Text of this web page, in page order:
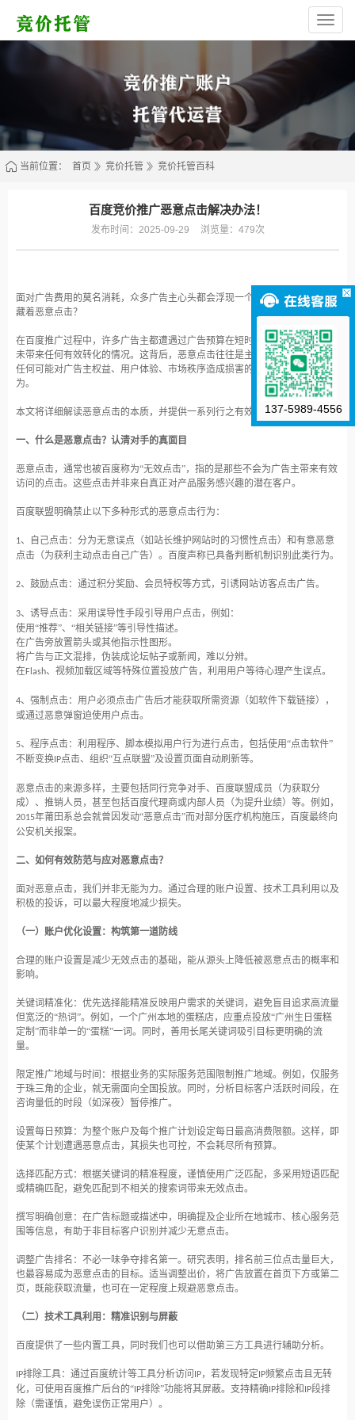
西
安
高
网
部
（个
当前位置： 首页 竞价托管 竞价托管百科
百度竞价推广恶意点击解决办法！
发布时间：2025-09-29 浏览量：479次
面对广告费用的莫名消耗，众多广告主心头都会浮现一个疑问：这背后是否隐
藏着恶意点击？
在百度推广过程中，许多广告主都遭遇过广告预算在短时间内被快速消耗，却
未带来任何有效转化的情况。这背后，恶意点击往往是主要推手。百度联盟将
任何可能对广告主权益、用户体验、市场秩序造成损害的行为均列为禁止行
为。
本文将详细解读恶意点击的本质，并提供一系列行之有效的应对策略。
一、什么是恶意点击？认清对手的真面目
恶意点击，通常也被百度称为“无效点击”，指的是那些不会为广告主带来有效
访问的点击。这些点击并非来自真正对产品服务感兴趣的潜在客户。
百度联盟明确禁止以下多种形式的恶意点击行为：
1、自己点击：分为无意误点（如站长维护网站时的习惯性点击）和有意恶意
点击（为获利主动点击自己广告）。百度声称已具备判断机制识别此类行为。
2、鼓励点击：通过积分奖励、会员特权等方式，引诱网站访客点击广告。
3、诱导点击：采用误导性手段引导用户点击，例如：
使用“推荐”、“相关链接”等引导性描述。
在广告旁放置箭头或其他指示性图形。
将广告与正文混排，伪装成论坛帖子或新闻，难以分辨。
在Flash、视频加载区域等特殊位置投放广告，利用用户等待心理产生误点。
4、强制点击：用户必须点击广告后才能获取所需资源（如软件下载链接），
或通过恶意弹窗迫使用户点击。
5、程序点击：利用程序、脚本模拟用户行为进行点击，包括使用“点击软件”
不断变换 IP点击、组织“互点联盟”及设置页面自动刷新等。
恶意点击的来源多样，主要包括同行竞争对手、百度联盟成员（为获取分
成）、推销人员，甚至包括百度代理商或内部人员（为提升业绩）等。例如，
2015年莆田系总会就曾因发动“恶意点击”而对部分医疗机构施压，百度最终向
公安机关报案。
二、如何有效防范与应对恶意点击？
面对恶意点击，我们并非无能为力。通过合理的账户设置、技术工具利用以及
积极的投诉，可以最大程度地减少损失。
（一）账户优化设置：构筑第一道防线
合理的账户设置是减少无效点击的基础，能从源头上降低被恶意点击的概率和
影响。
关键词精准化：优先选择能精准反映用户需求的关键词，避免盲目追求高流量
但宽泛的“热词”。例如，一个广州本地的蛋糕店，应重点投放“广州生日蛋糕
定制”而非单一的“蛋糕”一词。同时，善用长尾关键词吸引目标更明确的流
量。
限定推广地域与时间：根据业务的实际服务范围限制推广地域。例如，仅服务
于珠三角的企业，就无需面向全国投放。同时，分析目标客户活跃时间段，在
咨询量低的时段（如深夜）暂停推广。
设置每日预算：为整个账户及每个推广计划设定每日最高消费限额。这样，即
使某个计划遭遇恶意点击，其损失也可控，不会耗尽所有预算。
选择匹配方式：根据关键词的精准程度，谨慎使用广泛匹配，多采用短语匹配
或精确匹配，避免匹配到不相关的搜索词带来无效点击。
撰写明确创意：在广告标题或描述中，明确提及企业所在地城市、核心服务范
围等信息，有助于非目标客户识别并减少无意点击。
调整广告排名：不必一味争夺排名第一。研究表明，排名前三位点击量巨大，
也最容易成为恶意点击的目标。适当调整出价，将广告放置在首页下方或第二
页，既能获取流量，也可在一定程度上规避恶意点击。
（二）技术工具利用：精准识别与屏蔽
百度提供了一些内置工具，同时我们也可以借助第三方工具进行辅助分析。
IP排除工具：通过百度统计等工具分析访问 IP，若发现特定 IP频繁点击且无转
化，可使用百度推广后台的“ IP排除”功能将其屏蔽。支持精确 IP排除和 IP段排
除（需谨慎，避免误伤正常用户）。
137-5989-4556